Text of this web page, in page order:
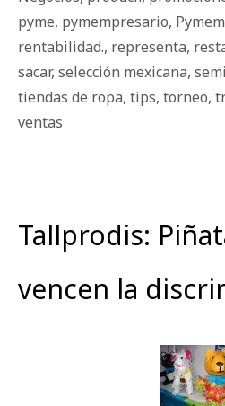
pyme, pymempresario,
rentabilidad., representa,
sacar, selección mexicana,
tiendas de ropa, tips, torneo,
ventas
Tallprodis:
vencen la